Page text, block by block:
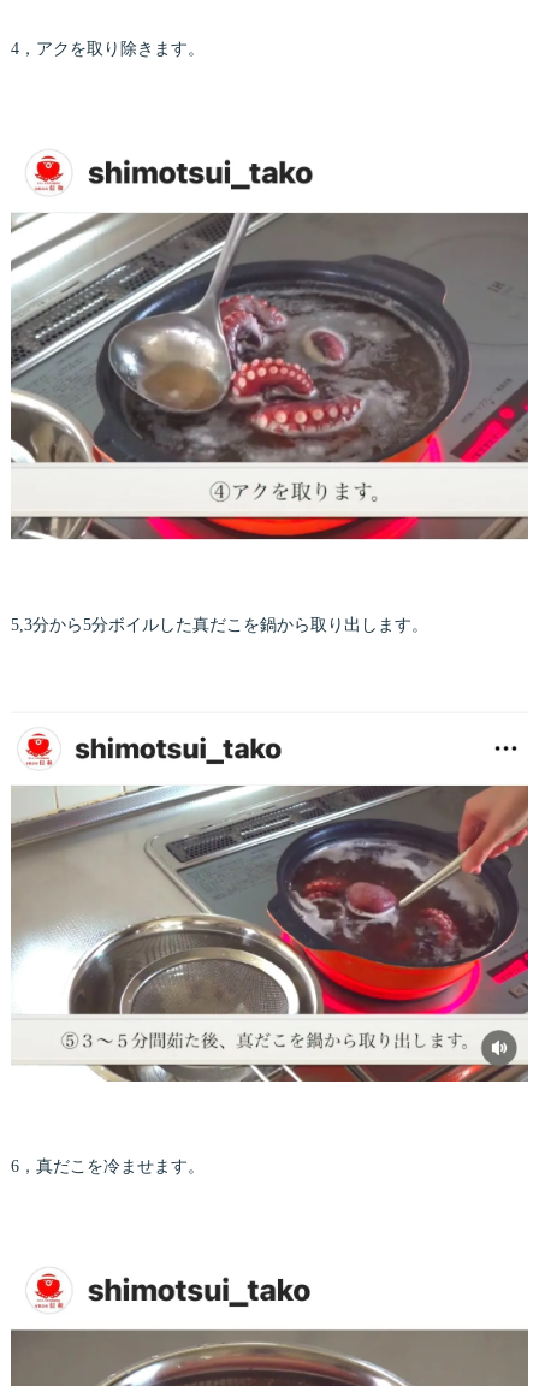
4，アクを取り除きます。
5,3分から5分ボイルした真だこを鍋から取り出します。
6，真だこを冷ませます。